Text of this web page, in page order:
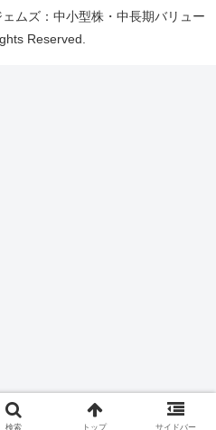
ムズ：中小型株・中長期バリュー
Reserved.
検索 トップ サイドバー